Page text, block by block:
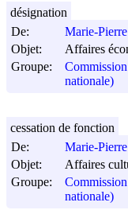
De:
Marie-
Objet:
Affaires
Groupe:
nationale)
désignation
De:
Marie-
Objet:
Affaires
Groupe:
nationale)
cessation de fonction